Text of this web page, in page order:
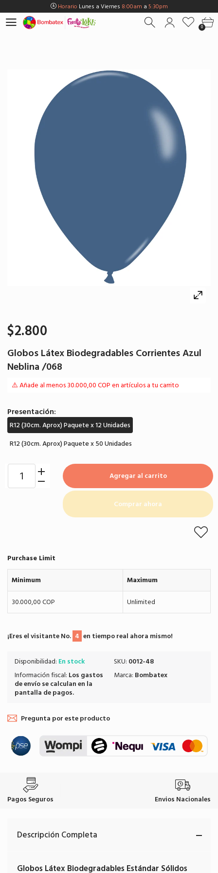
Horario Lunes a Viernes 8:00am a 5:30pm
HorarioSábados
5:00pm
HorarioSábados8:00ama5:00pm
Horario
3:00pm
0
$2.800
Globos Látex Biodegradables Corrientes Azul
Neblina /068
¡Eres el visitante No. 4 en tiempo real ahora mismo!
Disponibilidad: En stock
Información fiscal: Los gastos
de envíose calculan en la
pantalla de pagos.
SKU: 0012-48
Marca: Bombatex
⚠️ Añade al menos 30.000,00 COP en artículos a tu carrito
Presentación:
R12 (30cm. Aprox) Paquete x 12 Unidades
R12 (30cm. Aprox) Paquete x 50 Unidades
Agregar al carrito
Comprar ahora
Purchase Limit
Minimum
Maximum
30.000,00 COP
Unlimited
Pregunta por este producto
Pagos Seguros Envios Nacionales
Descripción Completa
Globos Látex Biodegradables Estándar Sólidos